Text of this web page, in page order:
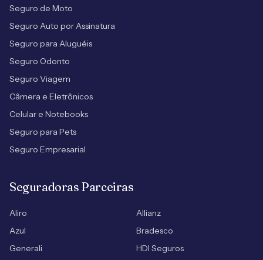
Seguro de Moto
Seguro Auto por Assinatura
Seguro para Aluguéis
Seguro Odonto
Seguro Viagem
Câmera e Eletrônicos
Celular e Notebooks
Seguro para Pets
Seguro Empresarial
Seguradoras Parceiras
Aliro
Allianz
Azul
Bradesco
Generali
HDI Seguros